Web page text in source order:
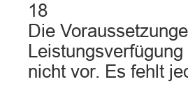
18
Die
nicht vor. Es fehlt